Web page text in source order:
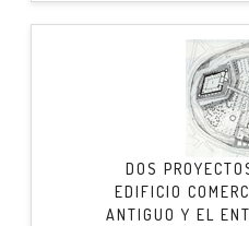
DOS
EDIFICIO
ANTIGUO Y EL